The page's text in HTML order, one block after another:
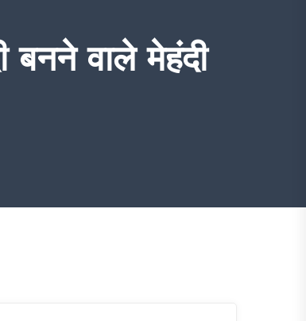
वाले मेहंदी